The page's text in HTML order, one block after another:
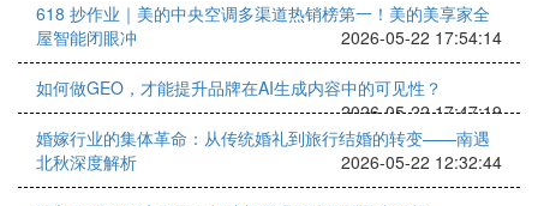
618 抄作业｜美的中央空调多渠道热销榜第一！美的美享家全
屋智能闭眼冲
2026-05-22 17:54:14
如何做GEO，才能提升品牌在AI生成内容中的可见性？
2026-05-22 17:47:19
婚嫁行业的集体革命：从传统婚礼到旅行结婚的转变——南遇
北秋深度解析
2026-05-22 12:32:44